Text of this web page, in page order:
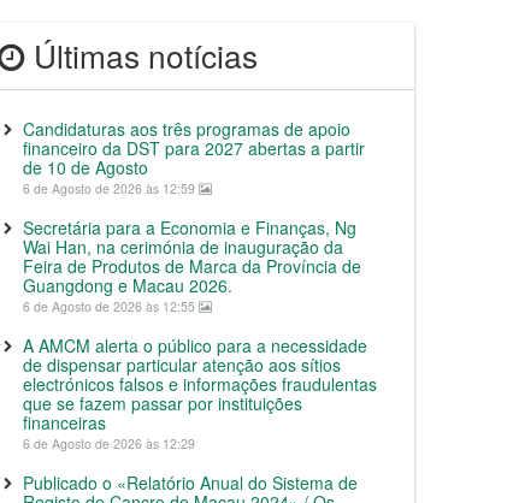
Últimas notícias
Candidaturas aos três programas de apoio
financeiro da DST para 2027 abertas a partir
de 10 de Agosto
6 de Agosto de 2026 às 12:59
Secretária para a Economia e Finanças, Ng
Wai Han, na cerimónia de inauguração da
Feira de Produtos de Marca da Província de
Guangdong e Macau 2026.
6 de Agosto de 2026 às 12:55
A AMCM alerta o público para a necessidade
de dispensar particular atenção aos sítios
electrónicos falsos e informações fraudulentas
que se fazem passar por instituições
financeiras
6 de Agosto de 2026 às 12:29
Publicado o «Relatório Anual do Sistema de